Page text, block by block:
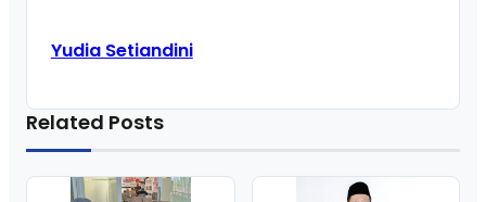
Yudia Setiandini
Related Posts